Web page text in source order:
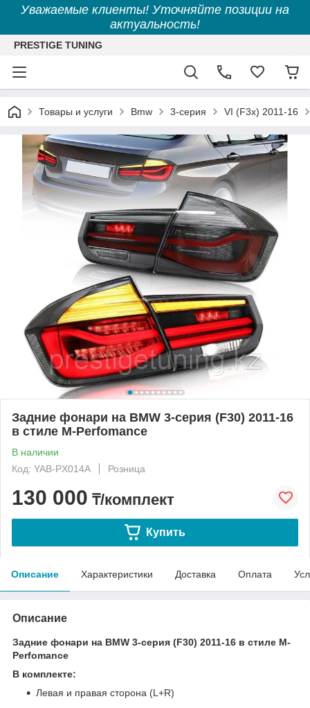
Уважаемые клиенты! Уточняйте позиции на
актуальность!
PRESTIGE TUNING
Товары и услуги Bmw 3-серия VI (F3x) 2011-16
Задние фонари на BMW 3-серия (F30) 2011-16
в стиле M-Perfomance
В наличии
Код: YAB-PX014A
Розница
130 000 ₸/комплект
Купить
Описание Характеристики Доставка Оплата
Описание
Задние фонари на BMW 3-серия (F30) 2011-16 в стиле M-
Perfomance
В комплекте:
Левая и правая сторона (L+R)